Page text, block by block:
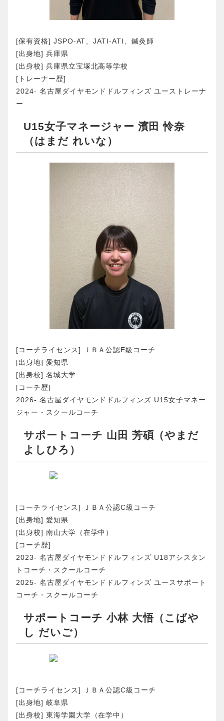
[保有資格] JSPO-AT、JATI-ATI、鍼灸師
[出身地] 兵庫県
[出身校] 兵庫県立宝塚北高等学校
[トレーナー歴]
2024- 名古屋ダイヤモンドドルフィンズ ユーストレーナ
ー
U15女子マネージャー 濱田 怜奈
（はまだ れいな）
[コーチライセンス] ＪＢＡ公認E級コーチ
[出身地] 愛知県
[出身校] 名城大学
[コーチ歴]
2026- 名古屋ダイヤモンドドルフィンズ U15女子マネー
ジャー・スクールコーチ
サポートコーチ 山田 芳碩（やまだ
よしひろ）
[コーチライセンス] ＪＢＡ公認C級コーチ
[出身地] 愛知県
[出身校] 南山大学（在学中）
[コーチ歴]
2023- 名古屋ダイヤモンドドルフィンズ U18アシスタン
トコーチ・スクールコーチ
2025- 名古屋ダイヤモンドドルフィンズ ユースサポート
コーチ・スクールコーチ
サポートコーチ 小林 大悟（こばや
し だいご）
[コーチライセンス] ＪＢＡ公認C級コーチ
[出身地] 岐阜県
[出身校] 東海学園大学（在学中）